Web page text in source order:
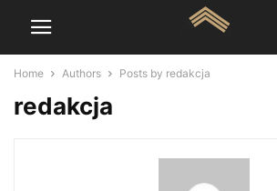
Home Authors Posts by redakcja
redakcja